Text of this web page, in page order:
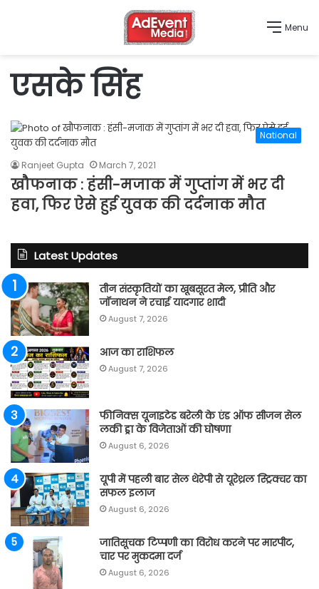
Menu
एसके सिंह
National
Ranjeet Gupta March 7, 2021
खौफनाक : हंसी-मजाक में गुप्तांग में भर दी
हवा, फिर ऐसे हुई युवक की दर्दनाक मौत
Latest Updates
तीन संस्कृतियों का खूबसूरत मेल, प्रीति और
जॉनाथन ने रचाई यादगार शादी
August 7, 2026
आज का राशिफल
August 7, 2026
फीनिक्स यूनाइटेड बरेली के एंड ऑफ सीजन सेल
लकी ड्रा के विजेताओं की घोषणा
August 6, 2026
यूपी में पहली बार सेल थेरेपी से यूरेथ्रल स्ट्रिक्चर का
सफल इलाज
August 6, 2026
जातिसूचक टिप्पणी का विरोध करने पर मारपीट,
चार पर मुकदमा दर्ज
August 6, 2026